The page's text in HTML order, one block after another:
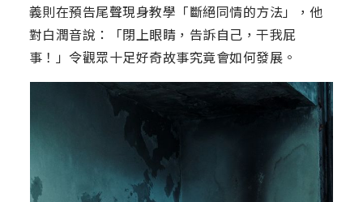
義則在預告尾聲現身教學「斷絕同情的方法」，他
對白潤音說：「閉上眼睛，告訴自己，干我屁
事！」令觀眾十足好奇故事究竟會如何發展。